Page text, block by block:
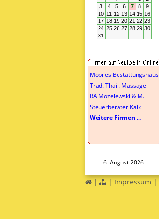
Mobiles Bestattungshaus
Trad. Thail. Massage
RA Mozelewski & M.
Steuerberater Kaik
Weitere Firmen ...
6. August 2026
| | Impressum |